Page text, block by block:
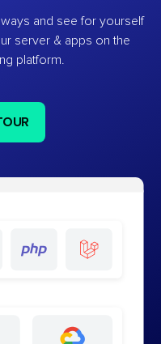
and see for yourself
server & apps on the
platform.